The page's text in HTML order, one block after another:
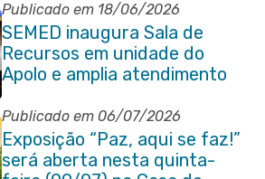
Publicado em 18/06/2026
SEMED inaugura Sala de
Recursos em unidade do
Apolo e amplia atendimento
especializado na rede
municipal
Publicado em 06/07/2026
Exposição “Paz, aqui se faz!”
será aberta nesta quinta-